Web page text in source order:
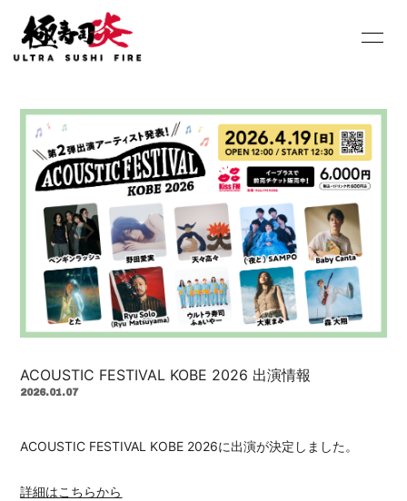
SCHEDULE PROFILE
DISCOGRAPHY Youtube
SHOP BLOG
MOVIE PHOTO
Contact Q&A
ACOUSTIC FESTIVAL KOBE 2026 出演情報
2026.01.07
ACOUSTIC FESTIVAL KOBE 2026に出演が決定しました。
詳細はこちらから